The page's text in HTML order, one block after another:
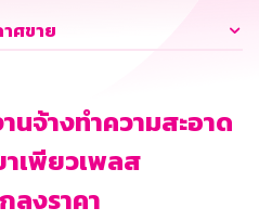
ศขาย
นจ้างทำความสะอาด
เพียวเพลส
ลงราคา